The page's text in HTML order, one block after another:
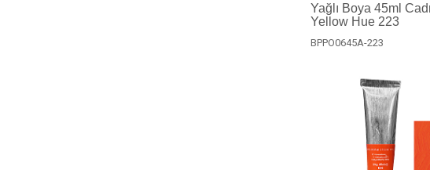
Yağlı Boya 45ml
Yellow Hue 223
BPPO0645A-223